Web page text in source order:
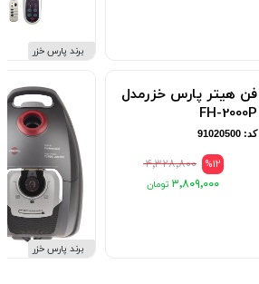
فن هیتر پارس خزرمدل
FH-2000P
کد: 91020500
%12 ۴٬۳۲۸٬۸۰۰
۳٬۸۰۹٬۰۰۰
برند پارس خزر
برند پارس خزر